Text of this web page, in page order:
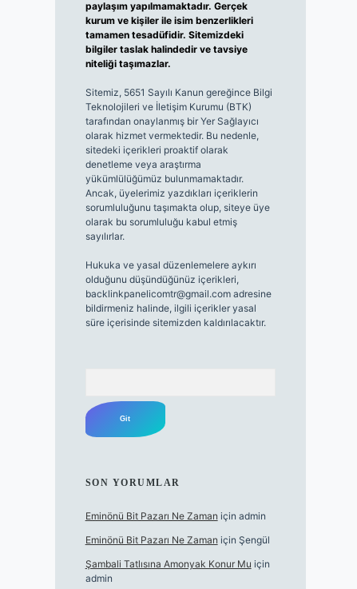
paylaşım yapılmamaktadır. Gerçek
kurum ve kişiler ile isim benzerlikleri
tamamen tesadüfidir. Sitemizdeki
bilgiler taslak halindedir ve tavsiye
niteliği taşımazlar.
Sitemiz, 5651 Sayılı Kanun gereğince Bilgi
Teknolojileri ve İletişim Kurumu (BTK)
tarafından onaylanmış bir Yer Sağlayıcı
olarak hizmet vermektedir. Bu nedenle,
sitedeki içerikleri proaktif olarak
denetleme veya araştırma
yükümlülüğümüz bulunmamaktadır.
Ancak, üyelerimiz yazdıkları içeriklerin
sorumluluğunu taşımakta olup, siteye üye
olarak bu sorumluluğu kabul etmiş
sayılırlar.
Hukuka ve yasal düzenlemelere aykırı
olduğunu düşündüğünüz içerikleri,
backlinkpanelicomtr@gmail.comadresine
bildirmeniz halinde, ilgili içerikler yasal
süre içerisinde sitemizden kaldırılacaktır.
SON YORUMLAR
Eminönü Bit Pazarı Ne Zaman için admin
Eminönü Bit Pazarı Ne Zaman için Şengül
Şambali Tatlısına Amonyak Konur Mu için
admin